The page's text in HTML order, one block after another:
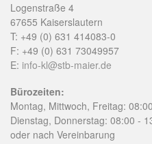
Logenstraße 4
67655 Kaiserslautern
T: +49 (0) 631 414083-0
F: +49 (0) 631 73049957
E: info-kl@stb-maier.de
Bürozeiten:
Montag, Mittwoch, Freitag:
Dienstag, Donnerstag: 08:00 -
oder nach Vereinbarung